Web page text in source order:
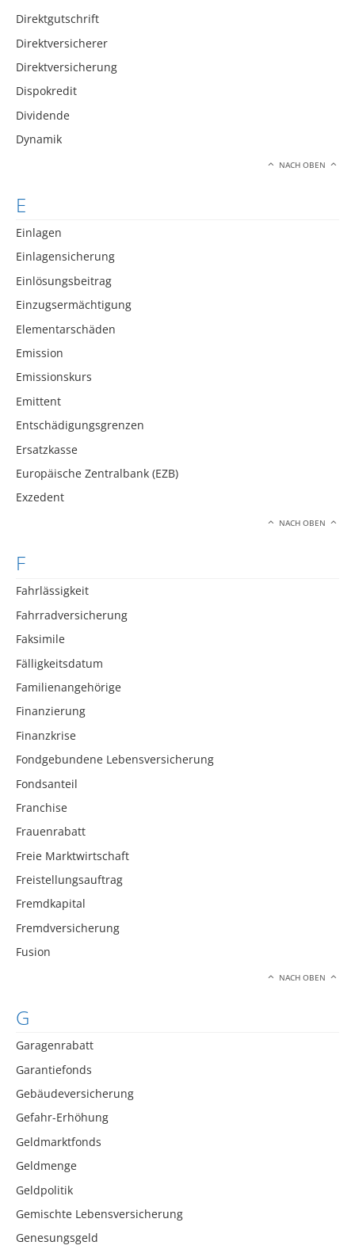
Direktgutschrift
Direktversicherer
Direktversicherung
Dispokredit
Dividende
Dynamik
NACH OBEN
E
Einlagen
Einlagensicherung
Einlösungsbeitrag
Einzugsermächtigung
Elementarschäden
Emission
Emissionskurs
Emittent
Entschädigungsgrenzen
Ersatzkasse
Europäische Zentralbank (EZB)
Exzedent
NACH OBEN
F
Fahrlässigkeit
Fahrradversicherung
Faksimile
Fälligkeitsdatum
Familienangehörige
Finanzierung
Finanzkrise
Fondgebundene Lebensversicherung
Fondsanteil
Franchise
Frauenrabatt
Freie Marktwirtschaft
Freistellungsauftrag
Fremdkapital
Fremdversicherung
Fusion
NACH OBEN
G
Garagenrabatt
Garantiefonds
Gebäudeversicherung
Gefahr-Erhöhung
Geldmarktfonds
Geldmenge
Geldpolitik
Gemischte Lebensversicherung
Genesungsgeld